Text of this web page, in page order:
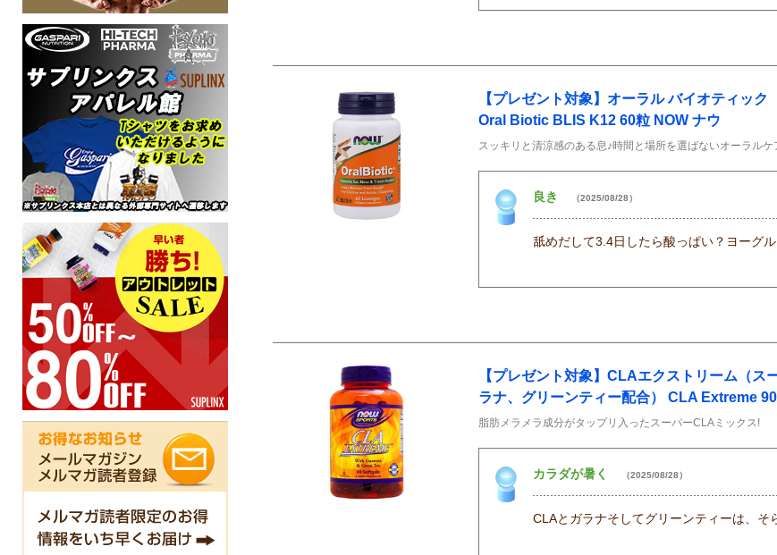
【プレゼント対象】オーラル バイオティック
Oral Biotic BLIS K12 60粒 NOW ナウ
スッキリと清涼感のある息♪時間と場所を選ばないオーラルケ
良き （2025/08/28）
舐めだして3.4日したら酸っぱい？ヨーグ
【プレゼント対象】CLAエクストリーム（ス
ラナ、グリーンティー配合） CLA Extreme
脂肪メラメラ成分がタップリ入ったスーパーCLAミックス!
カラダが暑く （2025/08/28）
CLAとガラナそしてグリーンティーは、そ